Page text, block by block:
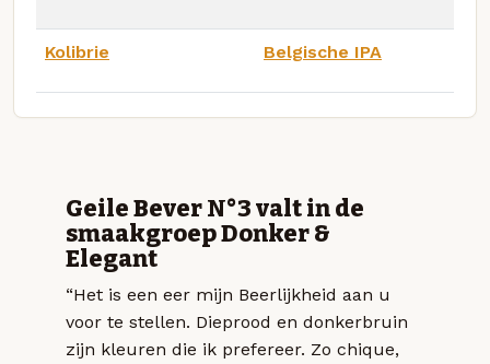
Kolibrie Belgische IPA
Geile Bever N°3 valt in de
smaakgroep Donker &
Elegant
“Het is een eer mijn Beerlijkheid aan u
voor te stellen. Dieprood en donkerbruin
zijn kleuren die ik prefereer. Zo chique,